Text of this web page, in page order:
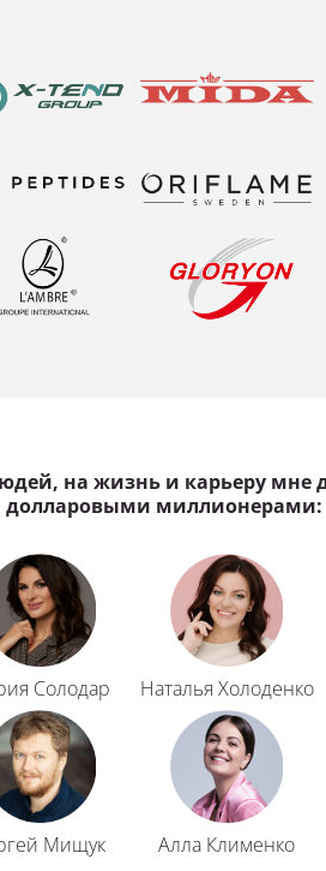
на жизнь и карьеру мне
долларовыми миллионерами:
Солодар Наталья Холоденко
Мищук Алла Клименко